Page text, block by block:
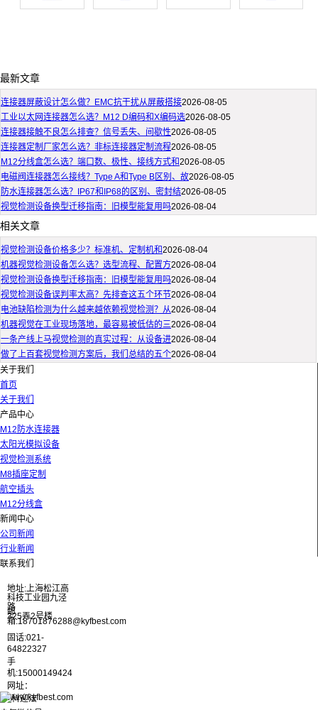
最新文章
连接器屏蔽设计怎么做？EMC抗干扰从屏蔽搭接2026-08-05
工业以太网连接器怎么选？M12 D编码和X编码选2026-08-05
连接器接触不良怎么排查？信号丢失、间歇性2026-08-05
连接器定制厂家怎么选？非标连接器定制流程2026-08-05
M12分线盒怎么选？端口数、极性、接线方式和2026-08-05
电磁阀连接器怎么接线？Type A和Type B区别、故2026-08-05
防水连接器怎么选？IP67和IP68的区别、密封结2026-08-05
视觉检测设备换型迁移指南：旧模型能复用吗2026-08-04
相关文章
视觉检测设备价格多少？标准机、定制机和2026-08-04
机器视觉检测设备怎么选？选型流程、配置方2026-08-04
视觉检测设备换型迁移指南：旧模型能复用吗2026-08-04
视觉检测设备误判率太高？先排查这五个环节2026-08-04
电池缺陷检测为什么越来越依赖视觉检测？从2026-08-04
机器视觉在工业现场落地，最容易被低估的三2026-08-04
一条产线上马视觉检测的真实过程：从设备进2026-08-04
做了上百套视觉检测方案后，我们总结的五个2026-08-04
关于我们
首页
关于我们
产品中心
M12防水连接器
太阳光模拟设备
视觉检测系统
M8插座定制
航空插头
M12分线盒
新闻中心
公司新闻
行业新闻
联系我们
地址:上海松江高
科技工业园九泾
路
325弄2号楼
邮
箱:18701876288@kyfbest.com
固话:021-
64822327
手
机:15000149424
网址：
www.kyfbest.com